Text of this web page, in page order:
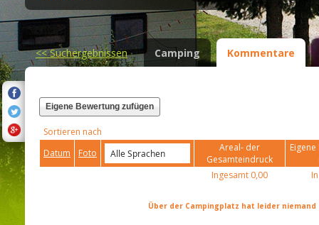
<<Suchergebnissen Camping Kommentare
Eigene Bewertung zufügen
Sortieren nach
Datum
Foto
Areal- der
Gesamteindruck
Ingesamt 0,00
Über der Campingplatz hat leider